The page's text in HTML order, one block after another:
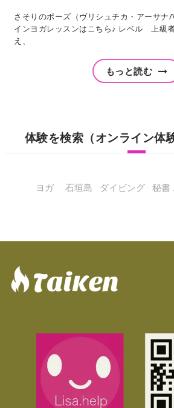
さそりのポーズ（ヴリシュチカ・アーサナ
インヨガレッスンはこちら♪ レベル 上級
え、
もっと読む
体験を検索（オンライン体